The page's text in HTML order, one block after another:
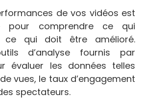
de vos vidéos est
pour comprendre ce qui
ce qui doit être amélioré.
d’analyse fournis par
évaluer les données telles
vues, le taux d’engagement
spectateurs.